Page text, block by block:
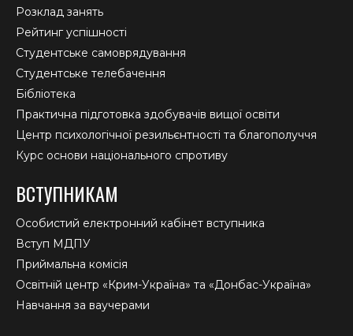
Розклад занять
Рейтинг успішності
Студентське самоврядування
Студентське телебачення
Бібліотека
Практична підготовка здобувачів вищої освіти
Центр психологічної резильєнтності та благополуччя
Курс основи національного спротиву
ВСТУПНИКАМ
Особистий електронний кабінет вступника
Вступ МДПУ
Приймальна комісія
Освітній центр «Крим-Україна» та «Донбас-Україна»
Навчання за ваучерами